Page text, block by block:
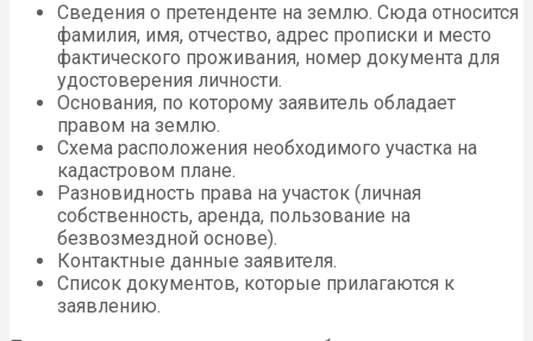
Сведения о претенденте на землю. Сюда относится
фамилия, имя, отчество, адрес прописки и место
фактического проживания, номер документа для
удостоверения личности.
Основания, по которому заявитель обладает
правом на землю.
Схема расположения необходимого участка на
кадастровом плане.
Разновидность права на участок (личная
собственность, аренда, пользование на
безвозмездной основе).
Контактные данные заявителя.
Список документов, которые прилагаются к
заявлению.